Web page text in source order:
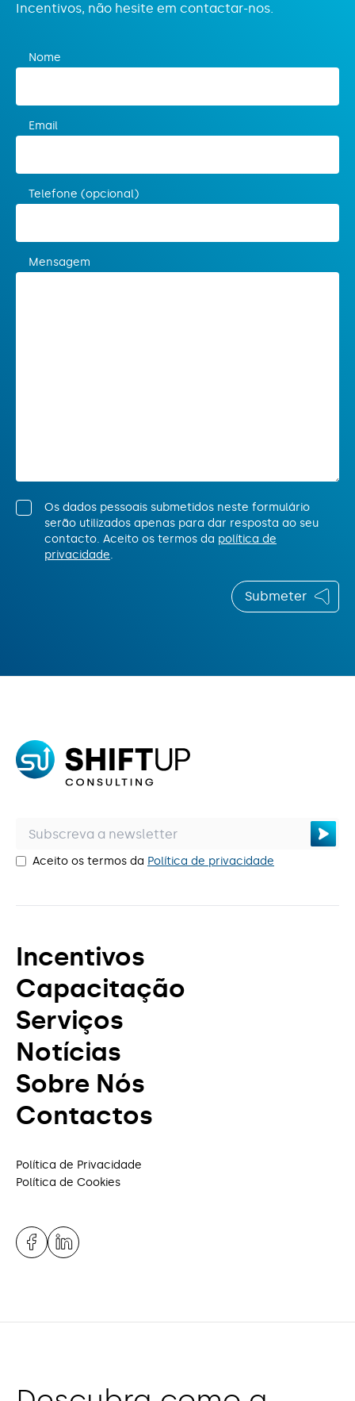
Incentivos, não hesite em contactar-nos.
Nome
Email
Telefone (opcional)
Mensagem
Os dados pessoais submetidos neste formulário
serão utilizados apenas para dar resposta ao seu
contacto. Aceito os termos da política de
privacidade.
Submeter
Aceito os termos da Política de privacidade
Incentivos
Capacitação
Serviços
Notícias
Sobre Nós
Contactos
Política de Privacidade
Política de Cookies